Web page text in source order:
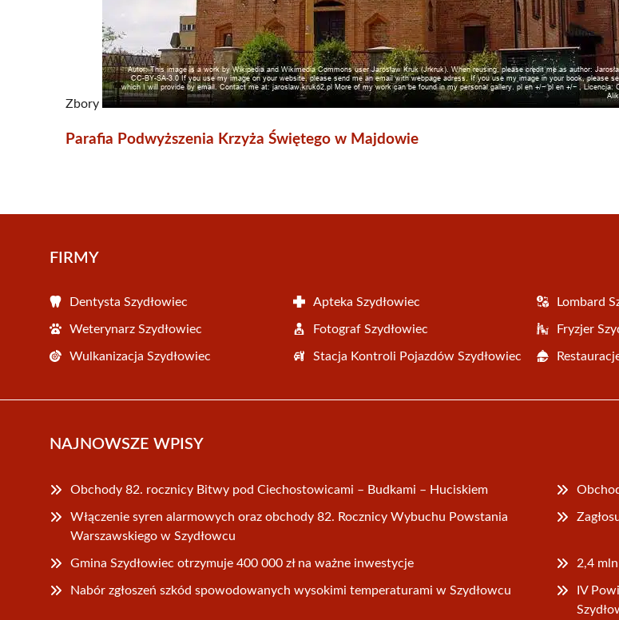
Zbory
Parafia Podwyższenia Krzyża Świętego w Majdowie
FIRMY
Dentysta Szydłowiec Apteka Szydłowiec Lombard
Weterynarz Szydłowiec Fotograf Szydłowiec Fryzjer
Wulkanizacja Szydłowiec Stacja Kontroli Pojazdów Szydłowiec
NAJNOWSZE WPISY
Obchody 82. rocznicy Bitwy pod Ciechostowicami – Budkami – Huciskiem
Włączenie syren alarmowych oraz obchody 82. Rocznicy Wybuchu Powstania
Warszawskiego w Szydłowcu
Gmina Szydłowiec otrzymuje 400 000 zł na ważne inwestycje 2,4
Nabór zgłoszeń szkód spowodowanych wysokimi temperaturami w Szydłowcu
IV